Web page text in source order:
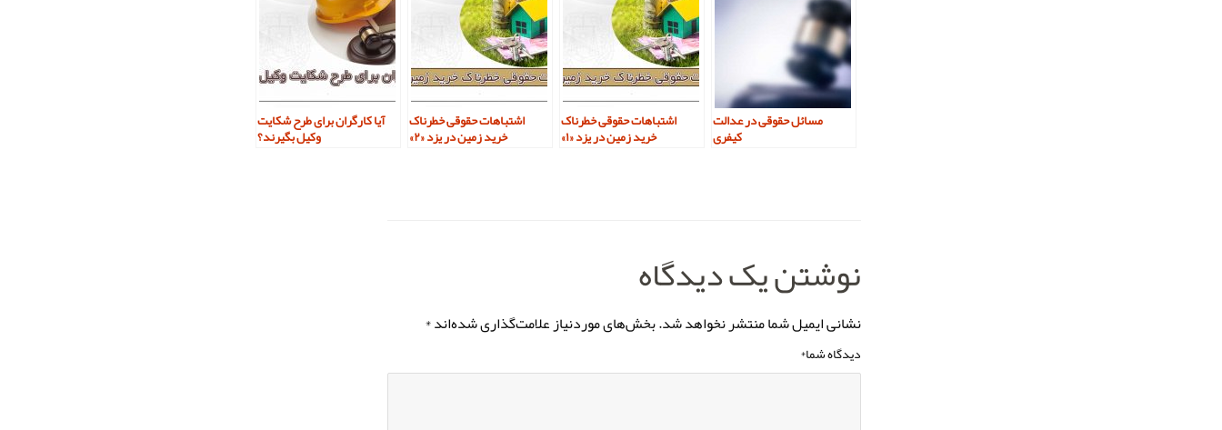
مسائل حقوقی در عدالت
کیفری
اشتباهات حقوقی خطرناک
خرید زمین در یزد «۱»
اشتباهات حقوقی خطرناک
خرید زمین در یزد «۲»
آیا کارگران برای طرح شکایت
وکیل بگیرند؟
نوشتن یک دیدگاه
نشانی ایمیل شما منتشر نخواهد شد.بخش‌های موردنیاز علامت‌گذاری شده‌اند*
دیدگاه شما*